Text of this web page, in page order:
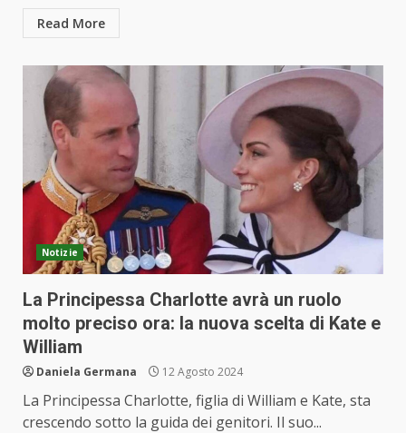
Read More
Notizie
La Principessa Charlotte avrà un ruolo
molto preciso ora: la nuova scelta di Kate e
William
Daniela Germana 12 Agosto 2024
La Principessa Charlotte, figlia di William e Kate, sta
crescendo sotto la guida dei genitori. Il suo...